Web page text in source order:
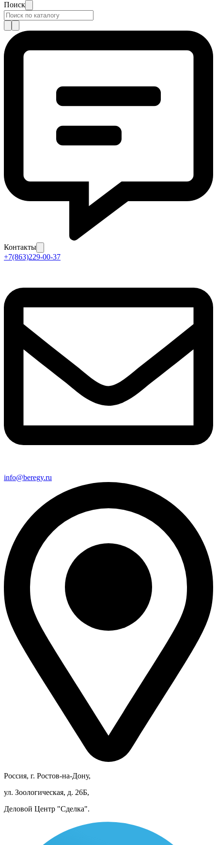
Поиск
Контакты
+7(863)229-00-37
info@beregy.ru
Россия, г. Ростов-на-Дону,
ул. Зоологическая, д. 26Б,
Деловой Центр "Сделка".